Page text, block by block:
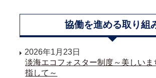
協働を進める取り組
2026年1月23日
淡海エコフォスター制度～美しいま
指して～